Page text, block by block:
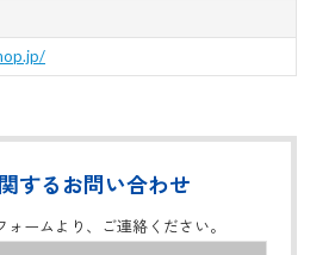
するお問い合わせ
ームより、ご連絡ください。